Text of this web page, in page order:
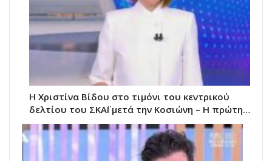
Η Χριστίνα Βίδου στο τιμόνι του κεντρικού
δελτίου του ΣΚΑΪ μετά την Κοσιώνη – Η πρώτη…